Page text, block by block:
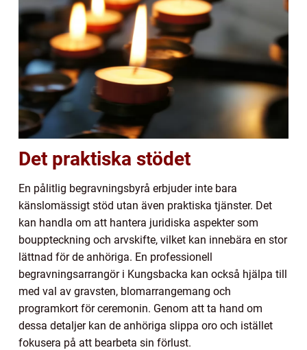
Det praktiska stödet
En pålitlig begravningsbyrå erbjuder inte bara
känslomässigt stöd utan även praktiska tjänster. Det
kan handla om att hantera juridiska aspekter som
bouppteckning och arvskifte, vilket kan innebära en stor
lättnad för de anhöriga. En professionell
begravningsarrangör i Kungsbacka kan också hjälpa till
med val av gravsten, blomarrangemang och
programkort för ceremonin. Genom att ta hand om
dessa detaljer kan de anhöriga slippa oro och istället
fokusera på att bearbeta sin förlust.